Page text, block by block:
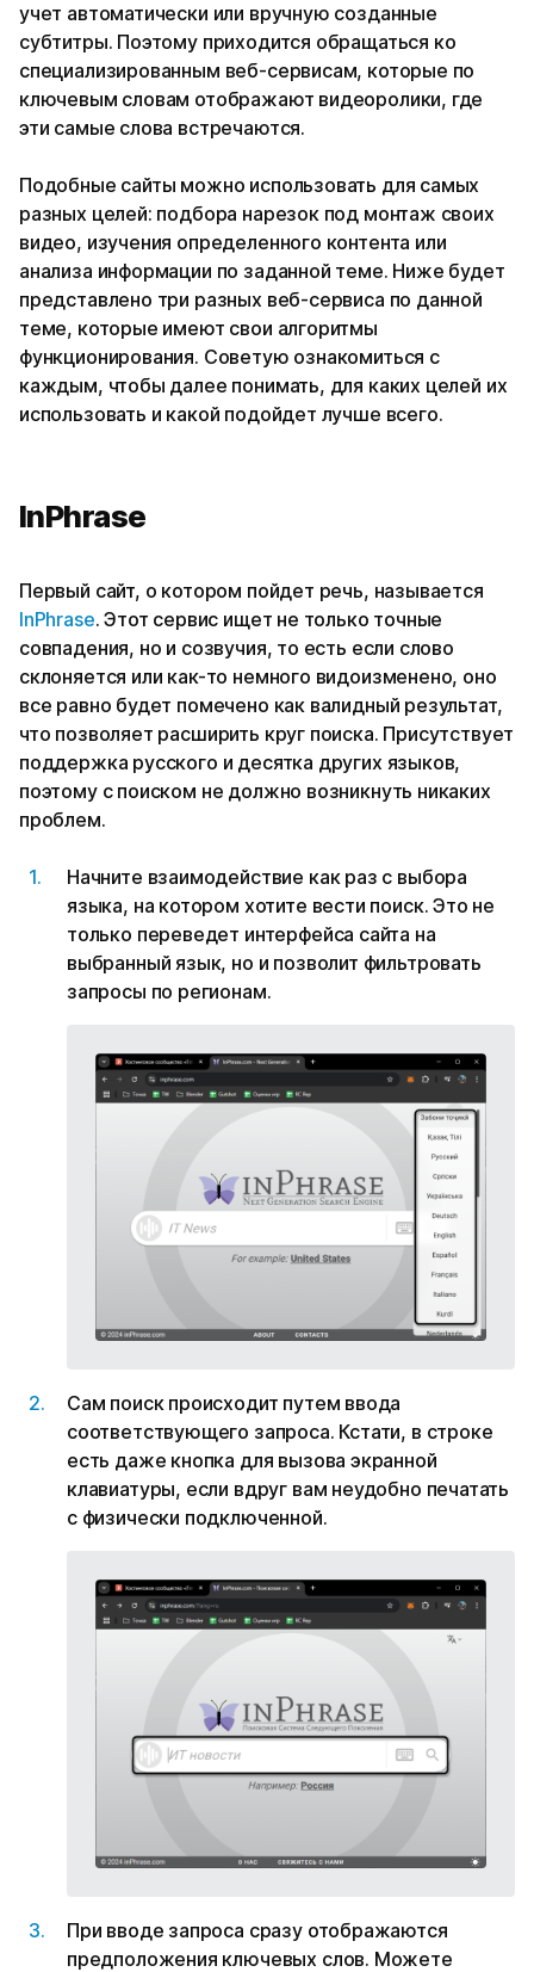
учет автоматически или вручную созданные
субтитры. Поэтому приходится обращаться ко
специализированным веб-сервисам, которые по
ключевым словам отображают видеоролики, где
эти самые слова встречаются.
Подобные сайты можно использовать для самых
разных целей: подбора нарезок под монтаж своих
видео, изучения определенного контента или
анализа информации по заданной теме. Ниже будет
представлено три разных веб-сервиса по данной
теме, которые имеют свои алгоритмы
функционирования. Советую ознакомиться с
каждым, чтобы далее понимать, для каких целей их
использовать и какой подойдет лучше всего.
InPhrase
Первый сайт, о котором пойдет речь, называется
InPhrase. Этот сервис ищет не только точные
совпадения, но и созвучия, то есть если слово
склоняется или как-то немного видоизменено, оно
все равно будет помечено как валидный результат,
что позволяет расширить круг поиска. Присутствует
поддержка русского и десятка других языков,
поэтому с поиском не должно возникнуть никаких
проблем.
Начните взаимодействие как раз с выбора
языка, на котором хотите вести поиск. Это не
только переведет интерфейса сайта на
выбранный язык, но и позволит фильтровать
запросы по регионам.
Сам поиск происходит путем ввода
соответствующего запроса. Кстати, в строке
есть даже кнопка для вызова экранной
клавиатуры, если вдруг вам неудобно печатать
с физически подключенной.
При вводе запроса сразу отображаются
предположения ключевых слов. Можете